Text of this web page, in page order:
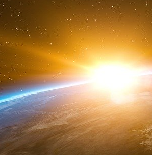
habilement le terrain, il
faire preuve de miséricorde
». Pourquoi parler
de l’actuel Garde des
peut (doit) primer
derechef, tout cela
cochons de payants) prendra
est bonne mère la
lui également, qu’il
«au patrimoine matériel parti
vie humaine n’avait été lésée
». Tout un programme.